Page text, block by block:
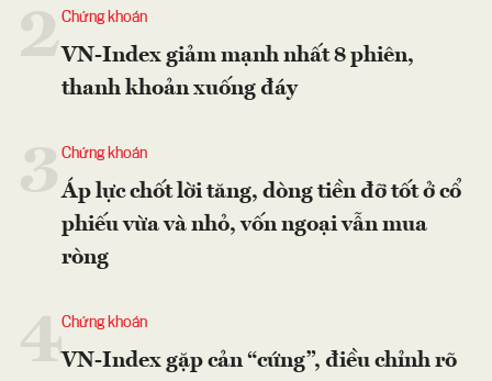
2Chứng khoán
VN-Index giảm mạnh nhất 8 phiên,
thanh khoản xuống đáy
Chứng khoán
Áp lực chốt lời tăng, dòng tiền đỡ tốt ở cổ
phiếu vừa và nhỏ, vốn ngoại vẫn mua
ròng
4Chứng khoán
VN-Index gặp cản “cứng”, điều chỉnh rõ